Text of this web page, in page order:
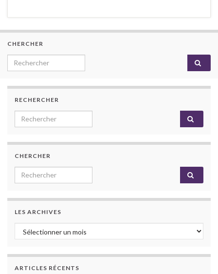
CHERCHER
Search for:
RECHERCHER
Search for:
CHERCHER
Search for:
LES ARCHIVES
Les archives
ARTICLES RÉCENTS